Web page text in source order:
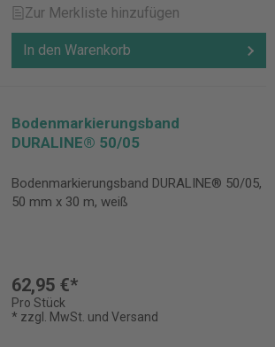
Zur Merkliste hinzufügen
In den Warenkorb
Bodenmarkierungsband
DURALINE® 50/05
Bodenmarkierungsband DURALINE® 50/05,
50 mm x 30 m, weiß
62,95 €*
Pro Stück
* zzgl. MwSt. und Versand